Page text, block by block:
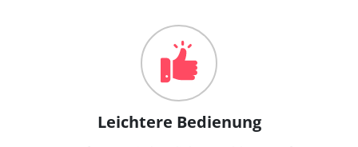
Leichtere Bedienung